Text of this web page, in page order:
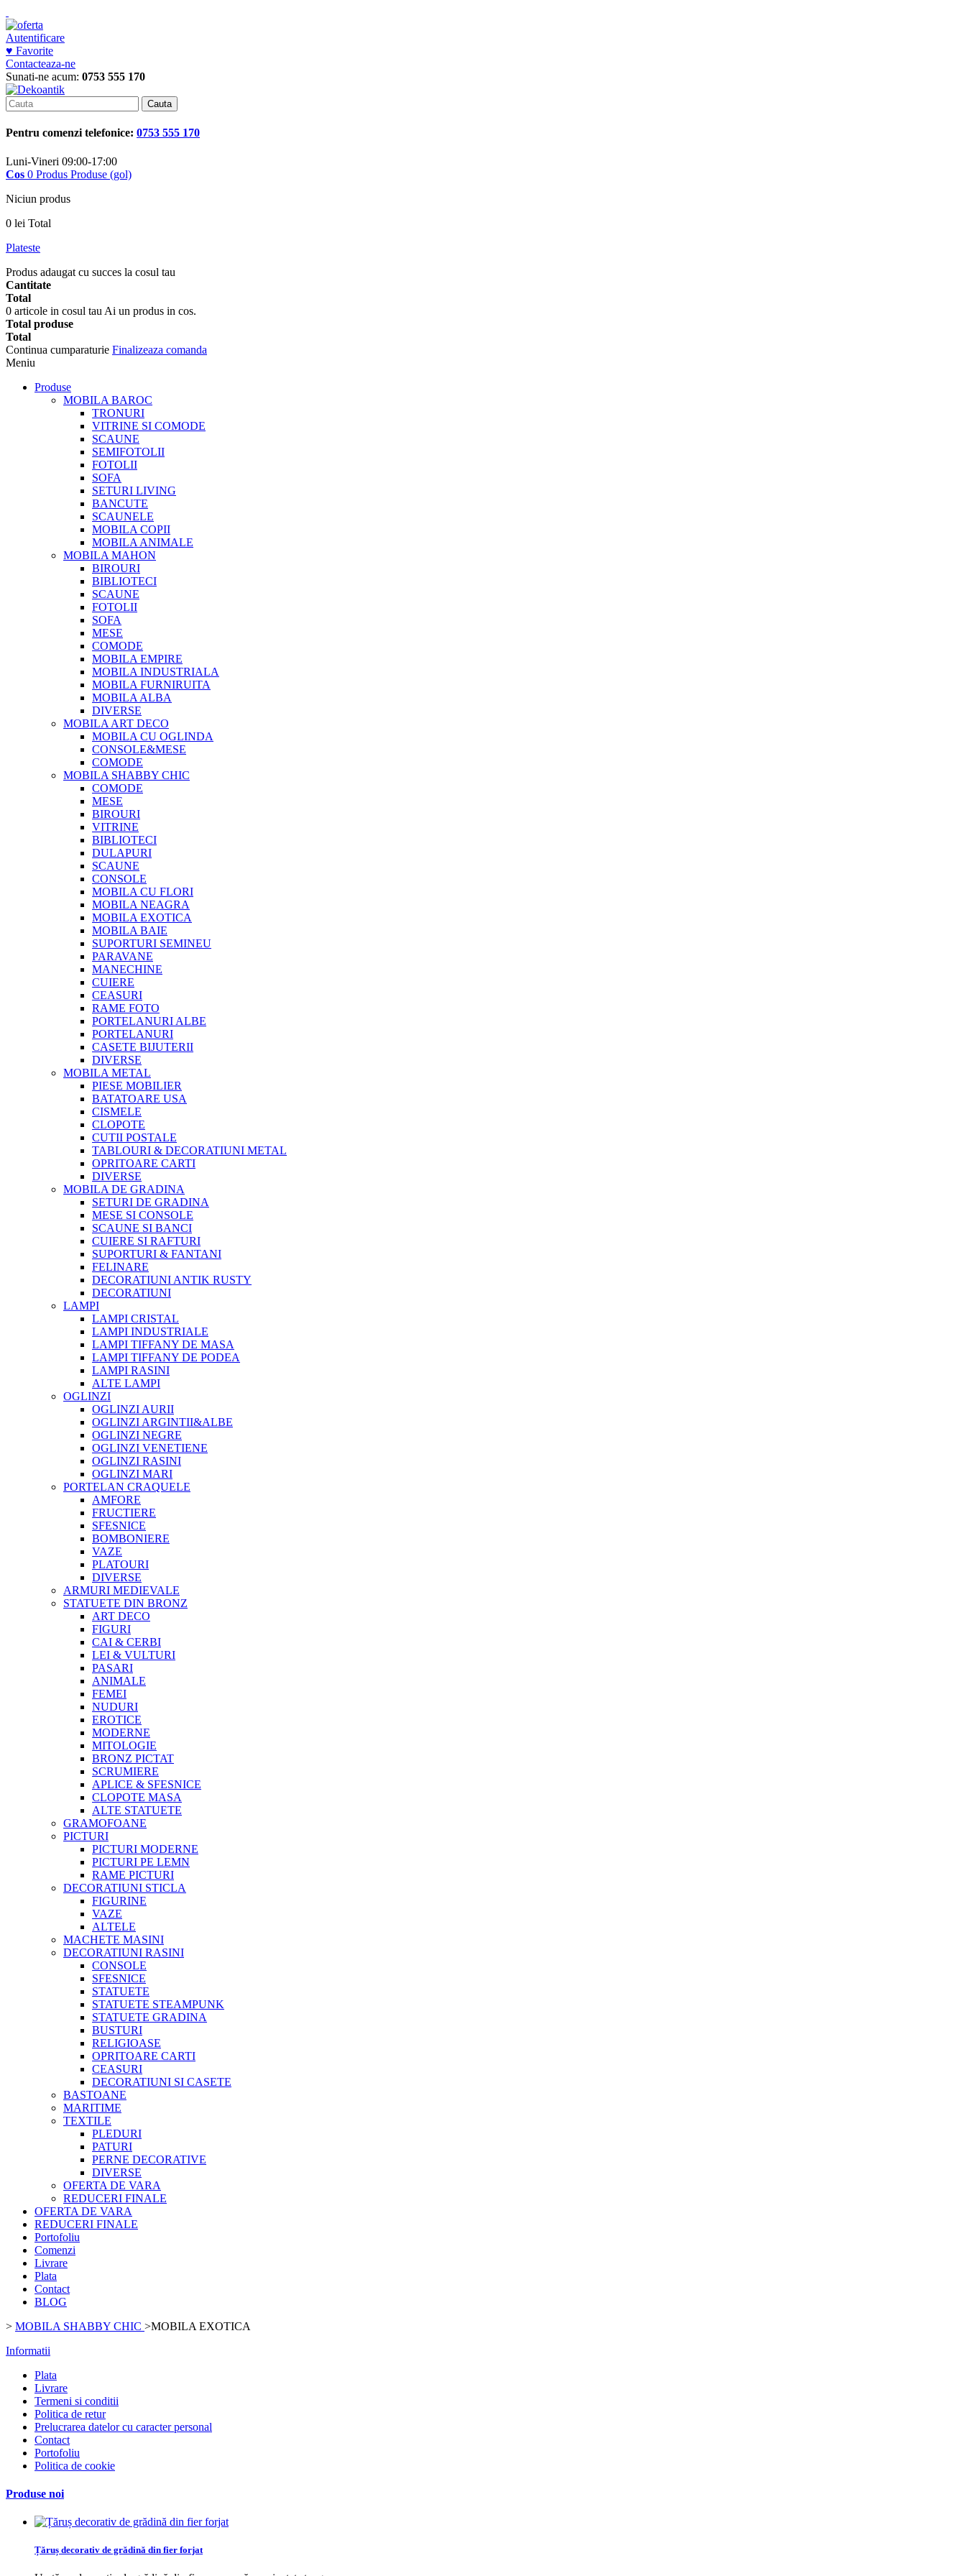
Autentificare
♥ Favorite
Contacteaza-ne
Sunati-ne acum: 0753 555 170
Cauta
Pentru comenzi telefonice: 0753 555 170
Luni-Vineri 09:00-17:00
Cos 0 Produs Produse (gol)
Niciun produs
0 lei Total
Plateste
Produs adaugat cu succes la cosul tau
Cantitate
Total
0 articole in cosul tau Ai un produs in cos.
Total produse
Total
Continua cumparaturie Finalizeaza comanda
Meniu
Produse
MOBILA BAROC
TRONURI
VITRINE SI COMODE
SCAUNE
SEMIFOTOLII
FOTOLII
SOFA
SETURI LIVING
BANCUTE
SCAUNELE
MOBILA COPII
MOBILA ANIMALE
MOBILA MAHON
BIROURI
BIBLIOTECI
SCAUNE
FOTOLII
SOFA
MESE
COMODE
MOBILA EMPIRE
MOBILA INDUSTRIALA
MOBILA FURNIRUITA
MOBILA ALBA
DIVERSE
MOBILA ART DECO
MOBILA CU OGLINDA
CONSOLE&MESE
COMODE
MOBILA SHABBY CHIC
COMODE
MESE
BIROURI
VITRINE
BIBLIOTECI
DULAPURI
SCAUNE
CONSOLE
MOBILA CU FLORI
MOBILA NEAGRA
MOBILA EXOTICA
MOBILA BAIE
SUPORTURI SEMINEU
PARAVANE
MANECHINE
CUIERE
CEASURI
RAME FOTO
PORTELANURI ALBE
PORTELANURI
CASETE BIJUTERII
DIVERSE
MOBILA METAL
PIESE MOBILIER
BATATOARE USA
CISMELE
CLOPOTE
CUTII POSTALE
TABLOURI & DECORATIUNI METAL
OPRITOARE CARTI
DIVERSE
MOBILA DE GRADINA
SETURI DE GRADINA
MESE SI CONSOLE
SCAUNE SI BANCI
CUIERE SI RAFTURI
SUPORTURI & FANTANI
FELINARE
DECORATIUNI ANTIK RUSTY
DECORATIUNI
LAMPI
LAMPI CRISTAL
LAMPI INDUSTRIALE
LAMPI TIFFANY DE MASA
LAMPI TIFFANY DE PODEA
LAMPI RASINI
ALTE LAMPI
OGLINZI
OGLINZI AURII
OGLINZI ARGINTII&ALBE
OGLINZI NEGRE
OGLINZI VENETIENE
OGLINZI RASINI
OGLINZI MARI
PORTELAN CRAQUELE
AMFORE
FRUCTIERE
SFESNICE
BOMBONIERE
VAZE
PLATOURI
DIVERSE
ARMURI MEDIEVALE
STATUETE DIN BRONZ
ART DECO
FIGURI
CAI & CERBI
LEI & VULTURI
PASARI
ANIMALE
FEMEI
NUDURI
EROTICE
MODERNE
MITOLOGIE
BRONZ PICTAT
SCRUMIERE
APLICE & SFESNICE
CLOPOTE MASA
ALTE STATUETE
GRAMOFOANE
PICTURI
PICTURI MODERNE
PICTURI PE LEMN
RAME PICTURI
DECORATIUNI STICLA
FIGURINE
VAZE
ALTELE
MACHETE MASINI
DECORATIUNI RASINI
CONSOLE
SFESNICE
STATUETE
STATUETE STEAMPUNK
STATUETE GRADINA
BUSTURI
RELIGIOASE
OPRITOARE CARTI
CEASURI
DECORATIUNI SI CASETE
BASTOANE
MARITIME
TEXTILE
PLEDURI
PATURI
PERNE DECORATIVE
DIVERSE
OFERTA DE VARA
REDUCERI FINALE
OFERTA DE VARA
REDUCERI FINALE
Portofoliu
Comenzi
Livrare
Plata
Contact
BLOG
> MOBILA SHABBY CHIC >MOBILA EXOTICA
Informatii
Plata
Livrare
Termeni si conditii
Politica de retur
Prelucrarea datelor cu caracter personal
Contact
Portofoliu
Politica de cookie
Produse noi
Țăruș decorativ de grădină din fier forjat